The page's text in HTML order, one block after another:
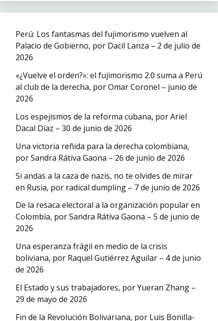
Perú: Los fantasmas del fujimorismo vuelven al
Palacio de Gobierno, por Dacil Lanza – 2 de julio de
2026
«¿Vuelve el orden?»: el fujimorismo 2.0 suma a Perú
al club de la derecha, por Omar Coronel – junio de
2026
Los espejismos de la reforma cubana, por Ariel
Dacal Díaz – 30 de junio de 2026
Una victoria reñida para la derecha colombiana,
por Sandra Rátiva Gaona – 26 de junio de 2026
Si andas a la caza de nazis, no te olvides de mirar
en Rusia, por radical dumpling – 7 de junio de 2026
De la resaca electoral a la organización popular en
Colombia, por Sandra Rátiva Gaona – 5 de junio de
2026
Una esperanza frágil en medio de la crisis
boliviana, por Raquel Gutiérrez Aguilar – 4 de junio
de 2026
El Estado y sus trabajadores, por Yueran Zhang –
29 de mayo de 2026
Fin de la Revolución Bolivariana, por Luis Bonilla-